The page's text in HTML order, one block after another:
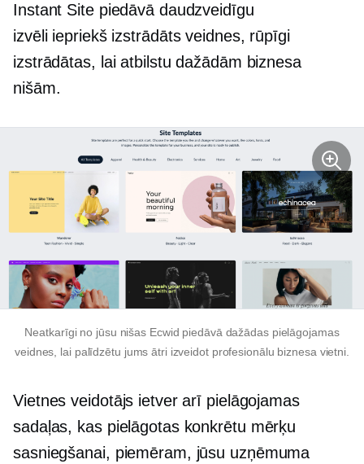
Instant Site piedāvā daudzveidīgu
izvēli iepriekš izstrādātsveidnes, rūpīgi
izstrādātas, lai atbilstu dažādām biznesa
nišām.
Neatkarīgi no jūsu nišas Ecwid piedāvā dažādas pielāgojamas
veidnes, lai palīdzētu jums ātri izveidot profesionālu biznesa vietni.
Vietnes veidotājs ietver arī pielāgojamas
sadaļas, kas pielāgotas konkrētu mērķu
sasniegšanai, piemēram, jūsu uzņēmuma